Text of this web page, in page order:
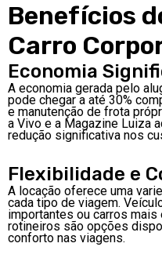
Benefícios
Carro
Economia
A economia gerada pelo
pode chegar a até 30%
e manutenção de frota
a Vivo e a Magazine Luiza
redução significativa nos
Flexibilidade e
A locação oferece uma
cada tipo de viagem.
importantes ou carros
rotineiros são opções
conforto nas viagens.